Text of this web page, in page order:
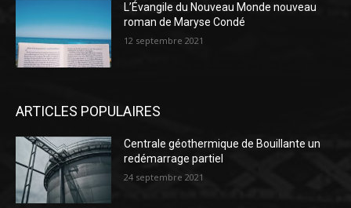
L’Évangile du Nouveau Monde nouveau
roman de Maryse Condé
12 septembre 2021
ARTICLES POPULAIRES
Centrale géothermique de Bouillante un
redémarrage partiel
24 septembre 2021